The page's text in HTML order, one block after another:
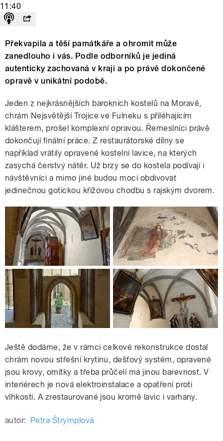
11:40
Překvapila a těší památkáře a ohromit může
zanedlouho i vás. Podle odborníků je jediná
autenticky zachovaná v kraji a po právě dokončené
opravě v unikátní podobě.
Jeden z nejkrásnějších barokních kostelů na Moravě,
chrám Nejsvětější Trojice ve Fulneku s přiléhajícím
klášterem, prošel komplexní opravou. Řemeslníci právě
dokončují finální práce. Z restaurátorské dílny se
například vrátily opravené kostelní lavice, na kterých
zasychá čerstvý nátěr. Už brzy se do kostela podívají i
návštěvníci a mimo jiné budou moci obdivovat
jedinečnou gotickou křížovou chodbu s rajským dvorem.
Ještě dodáme, že v rámci celkové rekonstrukce dostal
chrám novou střešní krytinu, dešťový systém, opravené
jsou krovy, omítky a třeba průčelí má jinou barevnost. V
interiérech je nová elektroinstalace a opatření proti
vlhkosti. A zrestaurované jsou kromě lavic i varhany.
autor: Petra Štrymplová